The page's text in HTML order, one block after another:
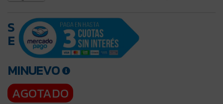
S
E
MINUEVO
AGOTADO